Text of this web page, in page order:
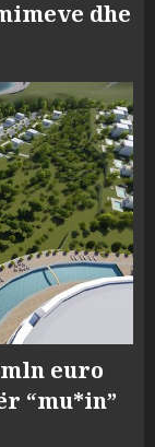
dhe
euro
“mu*in”